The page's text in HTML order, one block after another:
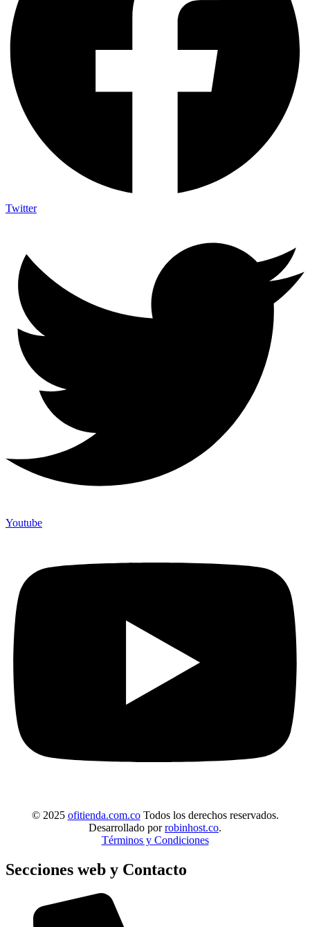
Twitter
Youtube
© 2025 ofitienda.com.coTodos los derechos reservados.
Desarrollado porrobinhost.co.
Términos y Condiciones
Secciones web y Contacto